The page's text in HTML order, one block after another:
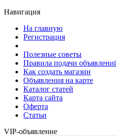
Навигация
На главную
Регистрация
Полезные советы
Правила подачи
Как создать магазин
Объявления на карте
Каталог статей
Карта сайта
Оферта
Статьи
VIP-объявление